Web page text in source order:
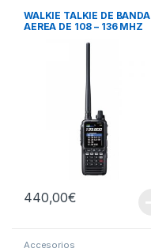
WALKIE TALKIE DE BANDA
AEREA DE 108 – 136 MHZ
440,00€
Accesorios